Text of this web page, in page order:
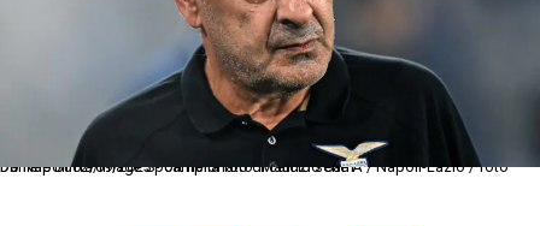
Db Napoli 02/09/2023 - campionato di calcio serie A / Napoli-Lazio / foto Daniele Buffa/Image Sport nella foto: Maurizio Sarri